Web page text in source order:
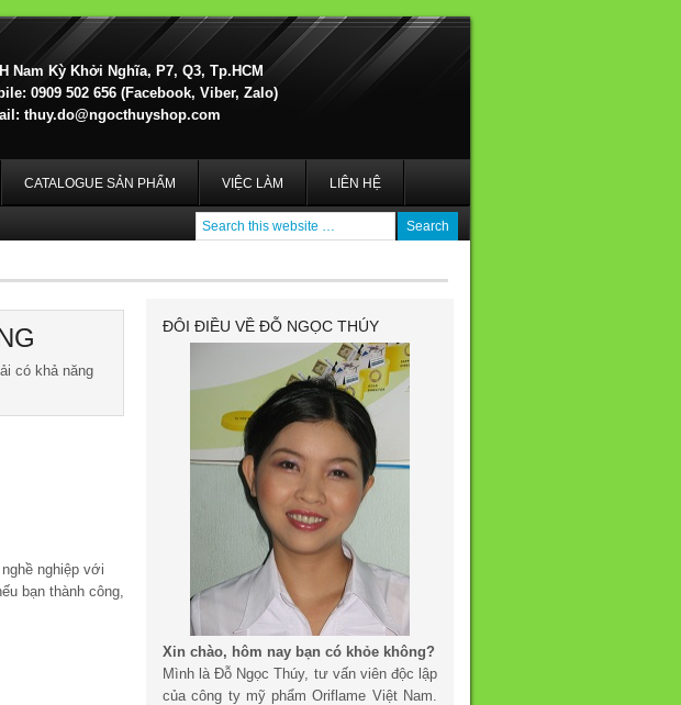
Nam Kỳ Khởi Nghĩa, P7, Q3, Tp.HCM
0909 502 656 (Facebook, Viber, Zalo)
thuy.do@ngocthuyshop.com
CATALOGUE SẢN PHẨM VIỆC LÀM LIÊN HỆ
có khả năng
nghiệp với
bạn thành công,
ĐÔI ĐIỀU VỀ ĐỖ NGỌC THÚY
Xin chào, hôm nay bạn có khỏe không?
Mình là Đỗ Ngọc Thúy, tư vấn viên độc lập
của công ty mỹ phẩm Oriflame Việt Nam.